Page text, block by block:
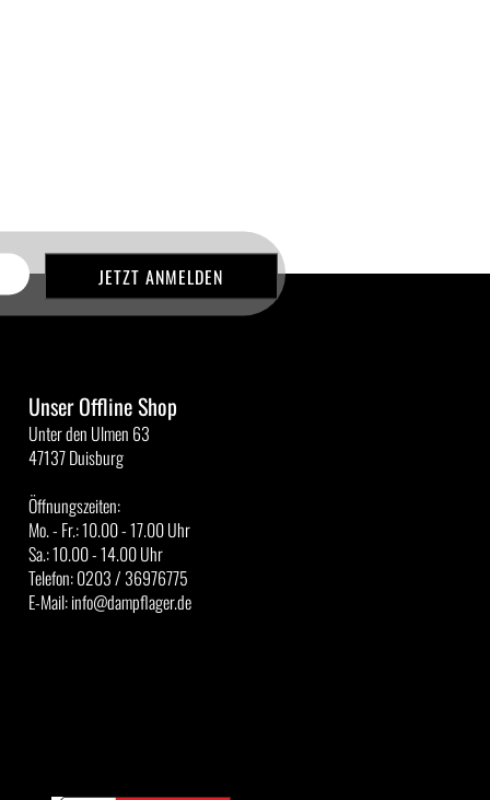
Unser Offline Shop
Unter den Ulmen 63
47137 Duisburg
Öffnungszeiten:
Mo. - Fr.: 10.00 - 17.00 Uhr
Sa.: 10.00 - 14.00 Uhr
Telefon: 0203 / 36976775
E-Mail: info@dampflager.de